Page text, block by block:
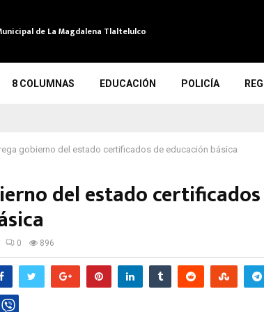
de La Magdalena Tlaltelulco
8 COLUMNAS EDUCACIÓN POLICÍA
gobierno del estado certificados de educación básica
del estado
0 896